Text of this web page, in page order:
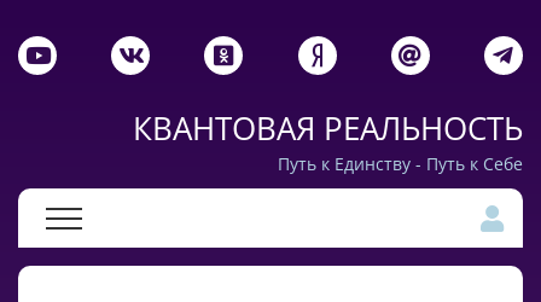
КВАНТОВАЯ РЕАЛЬНОСТЬ
Путь к Единству - Путь к Себе